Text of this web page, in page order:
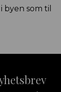
som til